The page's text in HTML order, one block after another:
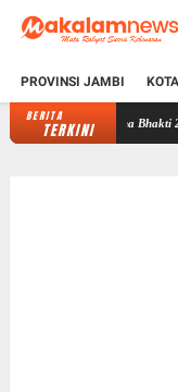
PROVINSI JAMBI
BERITA
TERKINI
Taruna Bhakti 2026 di